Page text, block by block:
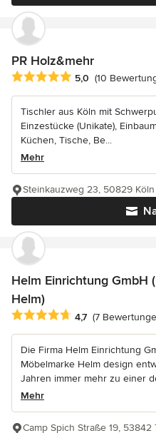
PR Holz&mehr
Durchschnittliche
5,0 (10
Tischler aus Köln mit
Einzestücke (Unikate),
Küchen, Tische, Be...
Mehr
Steinkauzweg 23, 50829 Köln
Helm Einrichtung GmbH
Helm)
Durchschnittliche
4,7 (7
Die Firma Helm Einrichtung
Möbelmarke Helm design
Jahren immer mehr zu einer
Mehr
Camp Spich Straße 19, 53842